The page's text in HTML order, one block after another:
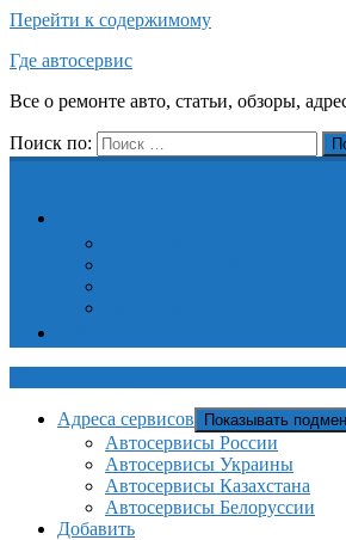
Перейти к содержимому
Где автосервис
Все о ремонте авто, статьи, обзоры,
Поиск по:
Адреса сервисов Показывать
Автосервисы России
Автосервисы Украины
Автосервисы Казахстана
Автосервисы Белоруссии
Добавить